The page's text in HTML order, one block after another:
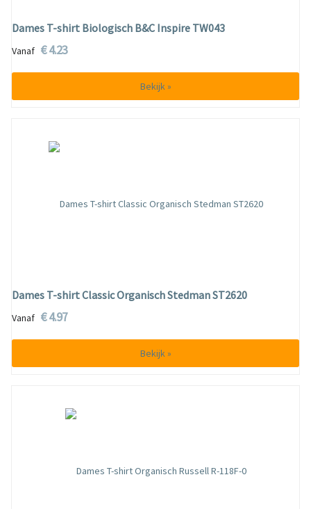
Dames T-shirt Biologisch B&C Inspire TW043
Vanaf € 4.23
Bekijk »
Dames T-shirt Classic Organisch Stedman ST2620
Vanaf € 4.97
Bekijk »